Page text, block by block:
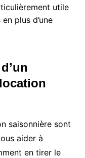
utile
plus d’une
saisonnière sont
aider à
en tirer le